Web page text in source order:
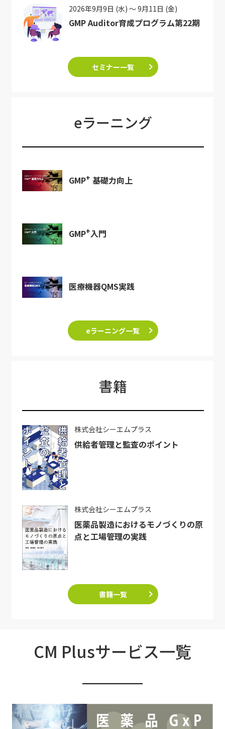
2026年9月9日 (水) ～ 9月11日 (金)
GMP Auditor育成プログラム第22期
セミナー一覧
eラーニング
GMP+ 基礎力向上
GMP+入門
医療機器QMS実践
eラーニング一覧
書籍
株式会社シーエムプラス
供給者管理と監査のポイント
株式会社シーエムプラス
医薬品製造におけるモノづくりの原
点と工場管理の実践
書籍一覧
CM Plusサービス一覧